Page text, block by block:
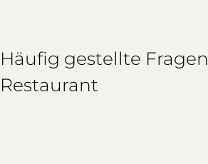
Häufig gestellte Fragen
Restaurant